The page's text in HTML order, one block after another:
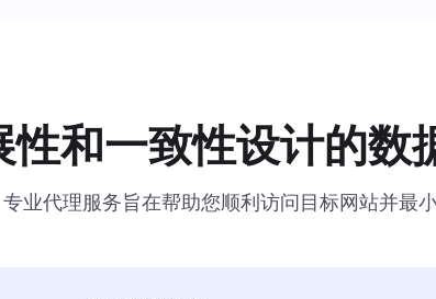
性和一致性设计的数
专业代理服务旨在帮助您顺利访问目标网站并最小